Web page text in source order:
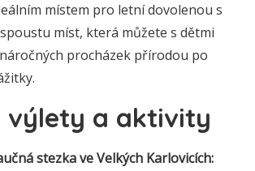
místem pro letní dovolenou s
míst, která můžete s dětmi
procházek přírodou po
výlety a aktivity
stezka ve Velkých Karlovicích: